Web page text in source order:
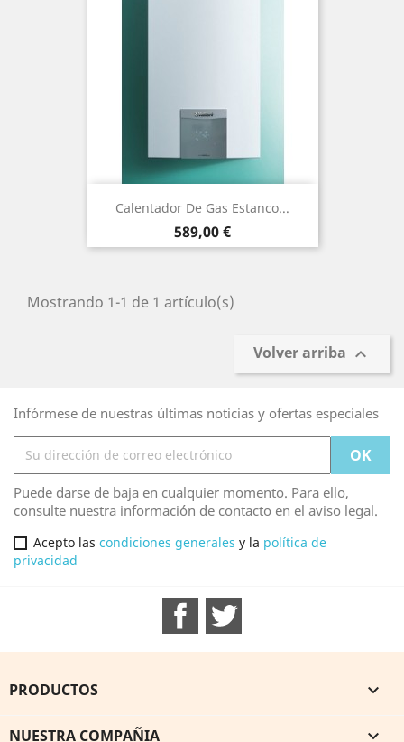
Calentador De Gas Estanco...
Precio
589,00 €
Mostrando 1-1 de 1 artículo(s)
Volver arriba 
Infórmese de nuestras últimas noticias y ofertas especiales
Puede darse de baja en cualquier momento. Para ello,
consulte nuestra información de contacto en el aviso legal.
Acepto las condiciones generales y la política de
privacidad
Facebook
PRODUCTOS 
NUESTRA COMPAÑIA 